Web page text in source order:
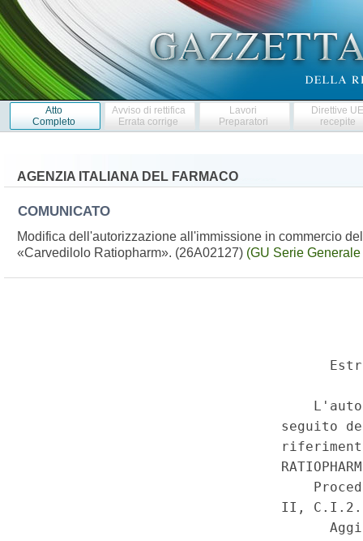
Atto
Completo
Avviso di rettifica
Errata corrige
Lavori
Preparatori
Direttive
recepite
AGENZIA ITALIANA DEL FARMACO
COMUNICATO
Modifica dell'autorizzazione all'immissione in commercio
«Carvedilolo Ratiopharm». (26A02127) (GU Serie